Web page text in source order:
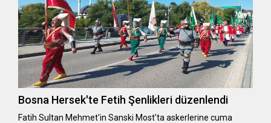
Bosna Hersek'te Fetih Şenlikleri düzenlendi
Fatih Sultan Mehmet'in Sanski Most'ta askerlerine cuma